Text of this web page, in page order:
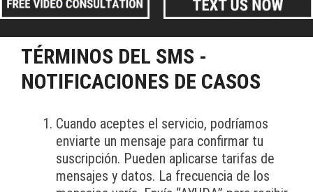
TÉRMINOS DEL SMS -
NOTIFICACIONES DE CASOS
Cuando aceptes el servicio, podríamos
enviarte un mensaje para confirmar tu
suscripción. Pueden aplicarse tarifas de
mensajes y datos. La frecuencia de los